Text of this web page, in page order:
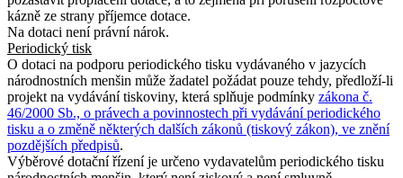
kázně ze strany příjemce dotace.
Na dotaci není právní nárok.
Periodický tisk
O dotaci na podporu periodického tisku vydávaného v jazycích
národnostních menšin může žadatel požádat pouze tehdy, předloží-li
projekt na vydávání tiskoviny, která splňuje podmínky zákona č.
46/2000 Sb., o právech a povinnostech při vydávání periodického
tisku a o změně některých dalších zákonů (tiskový zákon), ve znění
pozdějších předpisů.
Výběrové dotační řízení je určeno vydavatelům periodického tisku